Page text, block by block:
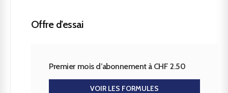
Offre d’essai
Premier mois d’abonnement à CHF 2.50
VOIR LES FORMULES